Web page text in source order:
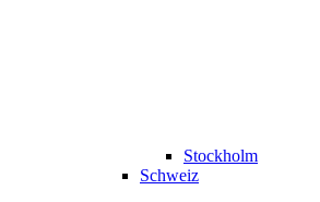
Stockholm
Schweiz